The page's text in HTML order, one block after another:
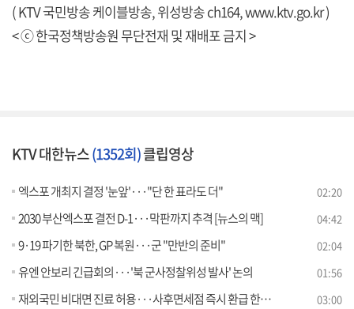
( KTV 국민방송 케이블방송, 위성방송 ch164,www.ktv.go.kr)
< ⓒ 한국정책방송원 무단전재 및 재배포 금지 >
KTV 대한뉴스(1352회)클립영상
엑스포 개최지 결정 '눈앞'···"단 한 표라도 더" 02:20
2030 부산엑스포 결전 D-1···막판까지 추격 [뉴스의 맥] 04:42
9·19 파기한 북한, GP 복원···군 "만반의 준비" 02:04
유엔 안보리 긴급회의···'북 군사정찰위성 발사' 논의 01:56
재외국민 비대면 진료 허용···사후면세점 즉시 환급 한도 상향 03:00